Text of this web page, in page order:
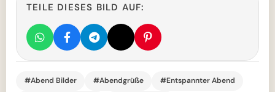
TEILE DIESES BILD AUF:
#Abend Bilder #Abendgrüße
#Entspannter Abend